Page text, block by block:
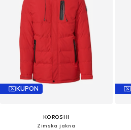
KUPON
KOROSHI
Zimska jakna